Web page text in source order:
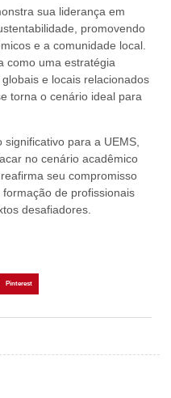
sua liderança em
promovendo
e a comunidade local.
como uma estratégia
e locais relacionados
torna o cenário ideal para
para a UEMS,
no cenário acadêmico
seu compromisso
de profissionais
desafiadores.
Pinterest